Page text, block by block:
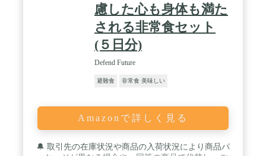
で、栄養バランスも考慮されており、持ち運びや保
管が簡単。パスタやクラッカーなど種類も豊富なの
でお子様や硬いものが苦手なご老人などいろんな方
に召し上がっていただけます。賞味期限も長く、お
いしさや満足感を提供いたします。
慮した心も身体も満た
される非常食セット
(５日分)
Defend Future
避難食 非常食 美味しい
Amazonで詳しく見る
🔔 取引先の在庫状況や商品の入荷状況により商品パ